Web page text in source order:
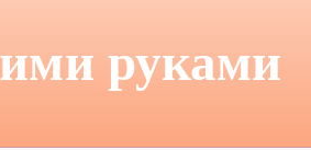
руками